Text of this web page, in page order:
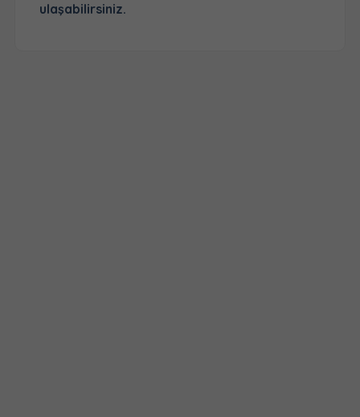
ulaşabilirsiniz.